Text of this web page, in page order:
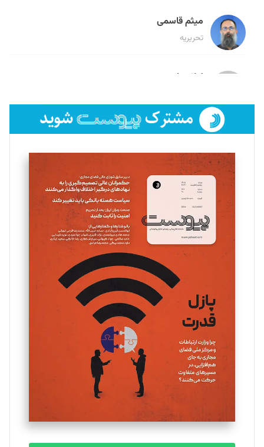
میثم قاسمی
تحریریه
لیلا حنارود
فائزه فتحی رستمی
تحریریه
سروش کرمیان
تحریریه
مینا پاکدل
یسنا امان‌پور
تحریریه
ملینا جعفری
تحریریه
مصطفی مسجدی آرانی
تحریریه